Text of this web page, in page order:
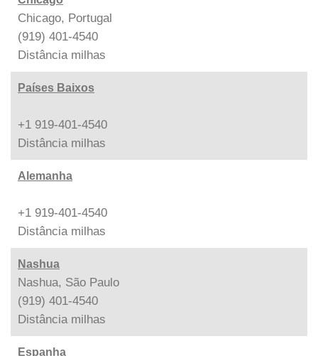
Chicago, Portugal
(919) 401-4540
Distância milhas
Países Baixos
+1 919-401-4540
Distância milhas
Alemanha
+1 919-401-4540
Distância milhas
Nashua
Nashua, São Paulo
(919) 401-4540
Distância milhas
Espanha